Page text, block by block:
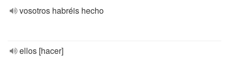
vosotros habréis hecho
ellos [hacer]